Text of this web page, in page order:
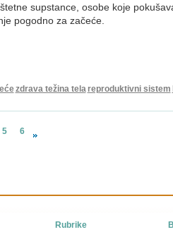
supstance, osobe koje
pogodno za začeće.
zdrava težina tela reproduktivni sistem
5 6
Rubrike